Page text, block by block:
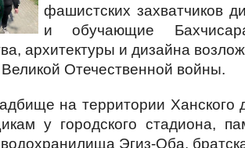
фашистских захватчиков
и обучающие
архитектуры и дизайна
Отечественной войны.
на территории Ханского
у городского стадиона,
Эгиз-Оба,